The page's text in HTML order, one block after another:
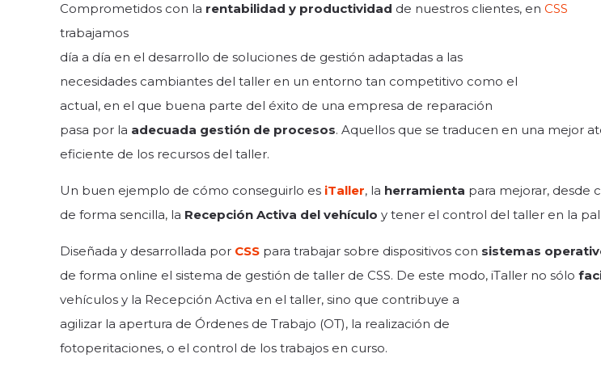
Comprometidos con la rentabilidad y productividad de nuestros clientes, en CSS
trabajamos
día a día en el desarrollo de soluciones de gestión adaptadas a las
necesidades cambiantes del taller en un entorno tan competitivo como el
actual, en el que buena parte del éxito de una empresa de reparación
pasa por la adecuada gestión de procesos. Aquellos que se traducen en una mejor
eficiente de los recursos del taller.
Un buen ejemplo de cómo conseguirlo es iTaller, la herramienta para mejorar, desde
de forma sencilla, la Recepción Activa del vehículo y tener el control del taller en la
Diseñada y desarrollada por CSS para trabajar sobre dispositivos con sistemas
de forma online el sistema de gestión de taller de CSS. De este modo, iTaller no sólo
vehículos y la Recepción Activa en el taller, sino que contribuye a
agilizar la apertura de Órdenes de Trabajo (OT), la realización de
fotoperitaciones, o el control de los trabajos en curso.